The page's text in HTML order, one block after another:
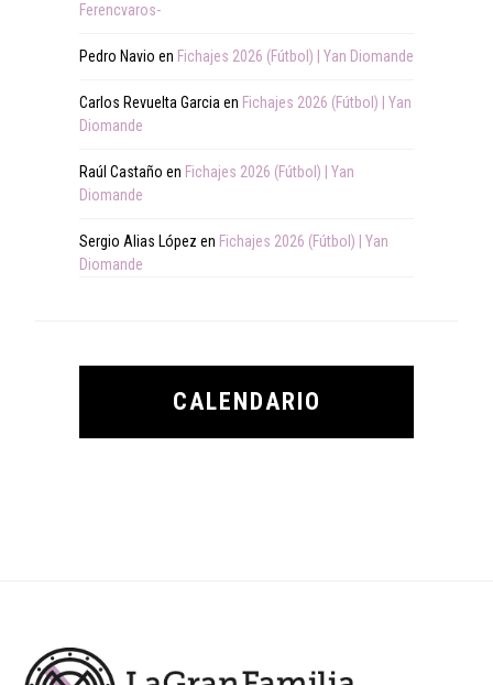
Ferencvaros-
Pedro Navio en Fichajes 2026 (Fútbol) | Yan Diomande
Carlos Revuelta Garciaen Fichajes 2026 (Fútbol) | Yan
Diomande
Raúl Castaño en Fichajes 2026 (Fútbol) | Yan
Diomande
Sergio Alias López en Fichajes 2026 (Fútbol) | Yan
Diomande
CALENDARIO